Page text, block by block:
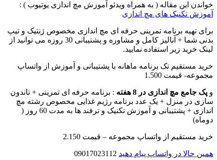
خواندن این مقاله ( به همراه ویدئو آموزش مچ اندازی یوتیوب ) :
آموزش تکنیک های مچ اندازی
برای تهیه برنامه تمرینی حرفه ای مچ اندازی مخصوص ژنتیک و تیپ
بدنی شما + آنالیز کامل و مشاوره و پشتیبانی 30 روزه می توانید از
لینک خرید زیر استفاده نمایید.
خرید مستقیم تک برنامه ماهانه با پشتیبانی و آموزش از واتساپ
مجموعه- قیمت 1.500
و پک جامع مچ اندازی در 8 هفته
: برنامه حرفه ای تمرینی + تاندون
سازی در منزل + یک عدد برنامه رژیم غذایی مخصوص رشته مچ
اندازی + پشتیبانی و آموزش تکنیک و ترفند ها به مدت 60 روز (
دوماه)
خرید مستقیم از واتساپ مجموعه – قیمت 2.150
همین حالا در واتساپ پیام دهید